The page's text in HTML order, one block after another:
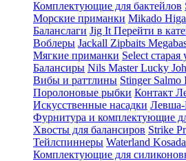
Комплектующие для бактейлов
Морские приманки Mikado
Баланслаги Jig It Перейти в
Воблеры Jackall Zipbaits
Мягкие приманки Select старая
Балансиры Nils MasterLucky
Вибы и раттлины Stinger Salmo
Поролоновые рыбки Контакт
Искусственные насадки
Фурнитура и комплектующие
Хвосты для балансиров Strike
Тейлспиннеры Waterland
Комплектующие для